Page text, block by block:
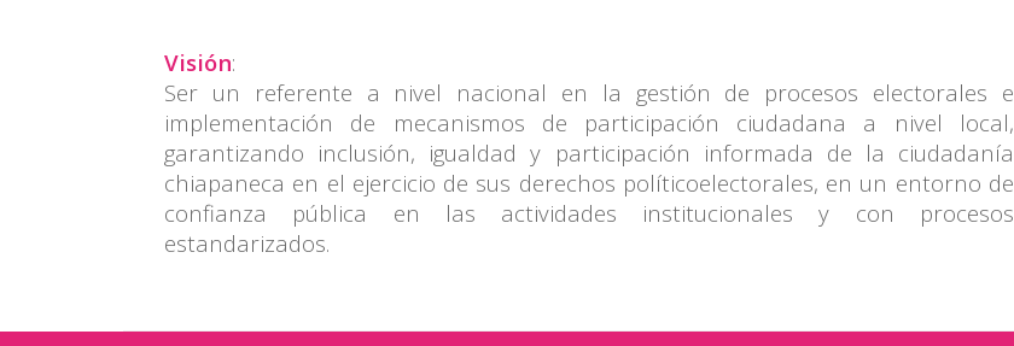
Visión:
Ser un referente a nivel nacional en la gestión de procesos electorales e
implementación de mecanismos de participación ciudadana a nivel local,
garantizando inclusión, igualdad y participación informada de la ciudadanía
chiapaneca en el ejercicio de sus derechos políticoelectorales, en un entorno de
confianza pública en las actividades institucionales y con procesos
estandarizados.